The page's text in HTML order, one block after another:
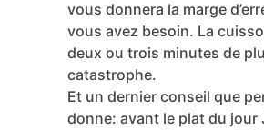
Pour les débutants
feux irréguliers
Première paella de votre vie
de jardin que vous ne
Cuisson sur barbecue
vingt personnes ? Allez sur